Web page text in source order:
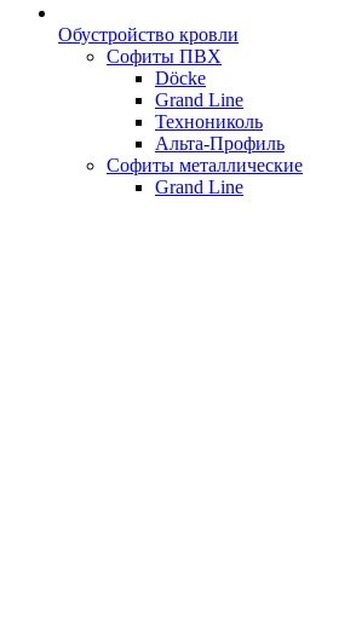
Обустройство кровли
Софиты ПВХ
Döcke
Grand Line
Технониколь
Альта-Профиль
Софиты металлические
Grand Line